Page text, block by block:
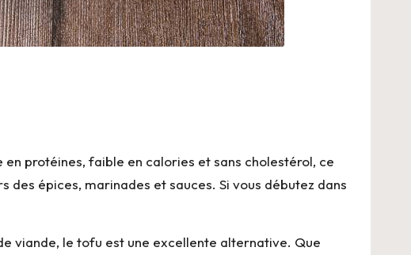
protéines, faible en calories et sans cholestérol, ce
des épices, marinades et sauces. Si vous débutez dans
viande, le tofu est une excellente alternative. Que